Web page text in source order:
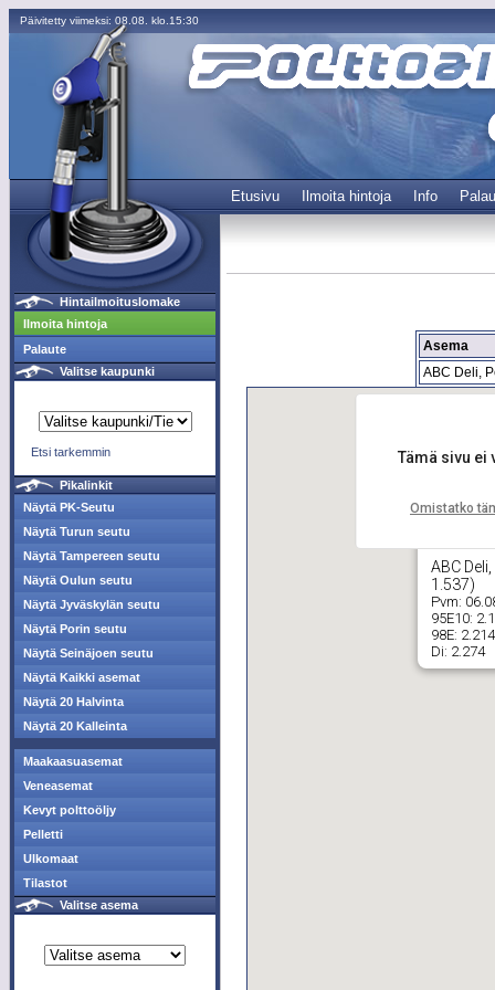
Päivitetty viimeksi: 08.08. klo.15:30
Etusivu Ilmoita hintoja Info
Hintailmoituslomake
Ilmoita hintoja
Palaute
Valitse kaupunki
Etsi tarkemmin
Pikalinkit
Näytä PK-Seutu
Näytä Turun seutu
Näytä Tampereen seutu
Näytä Oulun seutu
Näytä Jyväskylän seutu
Näytä Porin seutu
Näytä Seinäjoen seutu
Näytä Kaikki asemat
Näytä 20 Halvinta
Näytä 20 Kalleinta
Maakaasuasemat
Veneasemat
Kevyt polttoöljy
Pelletti
Ulkomaat
Tilastot
Valitse asema
Asema
ABC Deli,
ABC
1.537)
Pvm:
95E10:
98E: 2.214
Di: 2.274
Tämä sivu ei
Omistatko